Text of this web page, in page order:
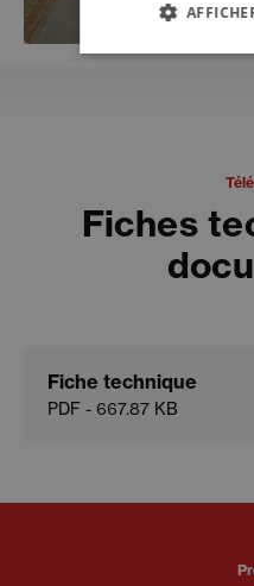
Fiches
Fiche technique
PDF - 667.87 KB